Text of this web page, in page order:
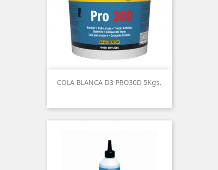
COLA BLANCA D3 PRO30D 5Kgs.